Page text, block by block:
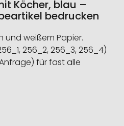
Köcher, blau –
bedrucken
und weißem Papier.
256_2, 256_3, 256_4)
für fast alle